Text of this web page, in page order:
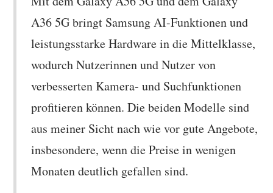
A36 5G bringt Samsung AI-Funktionen und
leistungsstarke Hardware in die Mittelklasse,
wodurch Nutzerinnen und Nutzer von
verbesserten Kamera- und Suchfunktionen
profitieren können.​ Die beiden Modelle sind
aus meiner Sicht nach wie vor gute Angebote,
insbesondere, wenn die Preise in wenigen
Monaten deutlich gefallen sind.